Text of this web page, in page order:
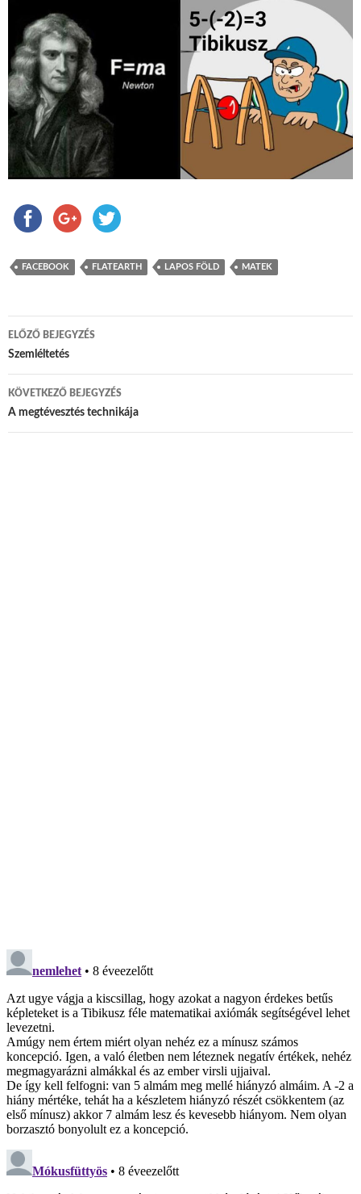
FACEBOOK FLATEARTH LAPOS FÖLD MATEK
Bejegyzés navigáció
ELŐZŐ BEJEGYZÉS
Szemléltetés
KÖVETKEZŐ BEJEGYZÉS
A megtévesztés technikája